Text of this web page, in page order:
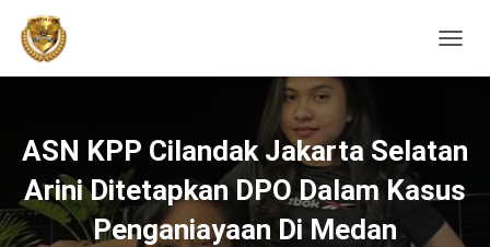
ASN KPP Cilandak Jakarta Selatan
Arini Ditetapkan DPO Dalam Kasus
Penganiayaan Di Medan